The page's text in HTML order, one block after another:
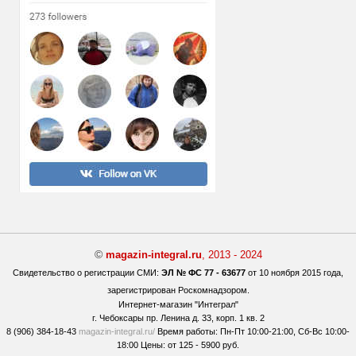
© magazin-integral.ru, 2013 - 2024
Свидетельство о регистрации СМИ: ЭЛ № ФС 77 - 63677 от 10 ноября 2015 года,
зарегистрирован Роскомнадзором.
Интернет-магазин "Интеграл"
г. Чебоксары пр. Ленина д. 33, корп. 1 кв. 2
8 (906) 384-18-43 magazin-integral.ru/ Время работы: Пн-Пт 10:00-21:00, Сб-Вс 10:00-
18:00 Цены: от 125 - 5900 руб.